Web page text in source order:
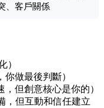
、客戶關係
）
你做最後判斷）
，但創意核心是你的）
，但互動和信任建立